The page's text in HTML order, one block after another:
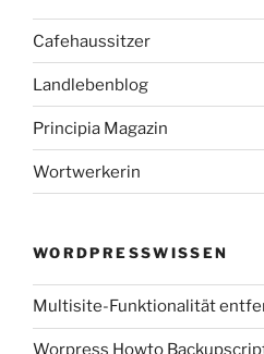
Cafehaussitzer
Landlebenblog
Principia Magazin
Wortwerkerin
WORDPRESSWISSEN
Multisite-Funktionalität
Worpress Howto